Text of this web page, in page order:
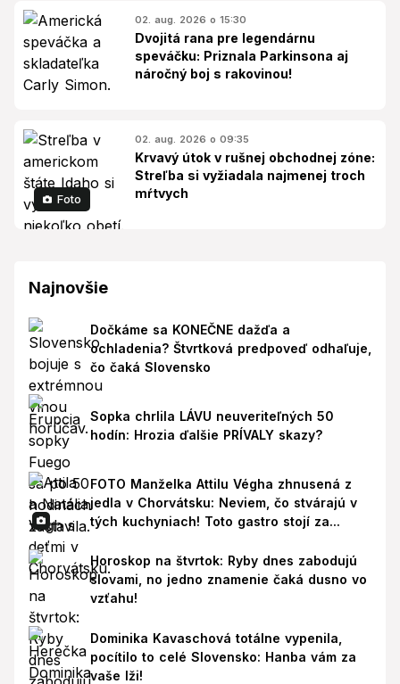
02. aug. 2026 o 15:30
Dvojitá rana pre legendárnu
speváčku: Priznala Parkinsona aj
náročný boj s rakovinou!
Foto
02. aug. 2026 o 09:35
Krvavý útok v rušnej obchodnej zóne:
Streľba si vyžiadala najmenej troch
mŕtvych
Najnovšie
Dočkáme sa KONEČNE dažďa a
ochladenia? Štvrtková predpoveď odhaľuje,
čo čaká Slovensko
Sopka chrlila LÁVU neuveriteľných 50
hodín: Hrozia ďalšie PRÍVALY skazy?
FOTO Manželka Attilu Végha zhnusená z
jedla v Chorvátsku: Neviem, čo stvárajú v
tých kuchyniach! Toto gastro stojí za...
Horoskop na štvrtok: Ryby dnes zabodujú
slovami, no jedno znamenie čaká dusno vo
vzťahu!
Dominika Kavaschová totálne vypenila,
pocítilo to celé Slovensko: Hanba vám za
vaše lži!